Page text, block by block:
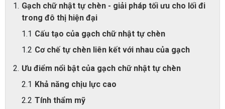
Gạch chữ nhật tự chèn - giải pháp tối ưu cho lối đi
trong đô thị hiện đại
Cấu tạo của gạch chữ nhật tự chèn
Cơ chế tự chèn liên kết với nhau của gạch
Ưu điểm nổi bật của gạch chữ nhật tự chèn
Khả năng chịu lực cao
Tính thẩm mỹ